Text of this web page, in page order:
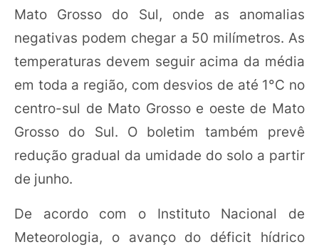
Mato Grosso do Sul, onde as anomalias
negativas podem chegar a 50 milímetros. As
temperaturas devem seguir acima da média
em toda a região, com desvios de até 1°C no
centro-sul de Mato Grosso e oeste de Mato
Grosso do Sul. O boletim também prevê
redução gradual da umidade do solo a partir
de junho.
De acordo com o Instituto Nacional de
Meteorologia, o avanço do déficit hídrico